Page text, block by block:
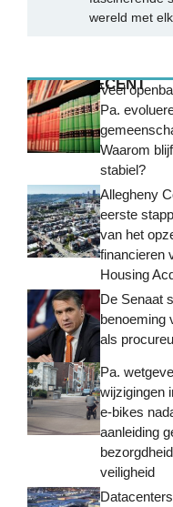
wereld met
MEEST RECENT
Veel
Pa.
Waarom
stabiel?
Allegheny
eerste
van het
financieren
Housing
De Senaat
benoeming
als
Pa.
wijzigingen
e-bikes
aanleiding
veiligheid